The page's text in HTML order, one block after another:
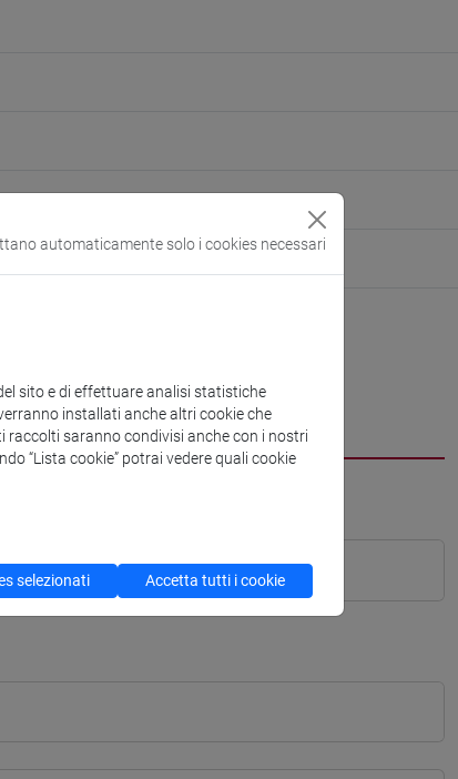
automaticamente solo i cookies necessari
sito e di effettuare analisi statistiche
installati anche altri cookie che
saranno condivisi anche con i nostri
“Lista cookie” potrai vedere quali cookie
selezionati Accetta tutti i cookie